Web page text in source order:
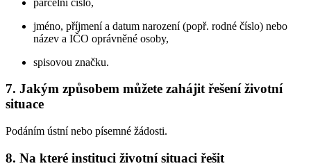
jméno, příjmení a datum narození (popř. rodné číslo) nebo
název a IČO oprávněné osoby,
spisovou značku.
7. Jakým způsobem můžete zahájit řešení životní
situace
Podáním ústní nebo písemné žádosti.
8. Na které instituci životní situaci řešit